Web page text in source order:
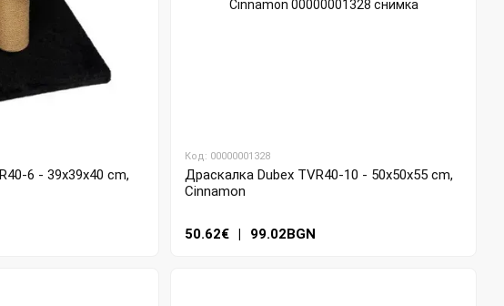
6 - 39x39x40 cm,
Код: 00000001328
Драскалка Dubex TVR40-10 - 50x50x55 cm,
Cinnamon
50.62€ | 99.02BGN